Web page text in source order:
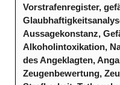
Vorstrafenregister,
Aussagekonstanz,
Alkoholintoxikation,
des Angeklagten,
Zeugenbewertung,